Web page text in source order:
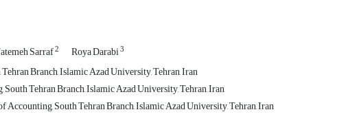
Sarraf2 Roya Darabi3
Branch, Islamic Azad University, Tehran, Iran
Tehran Branch, Islamic Azad University, Tehran, Iran
Accounting, South Tehran Branch, Islamic Azad University, Tehran, Iran